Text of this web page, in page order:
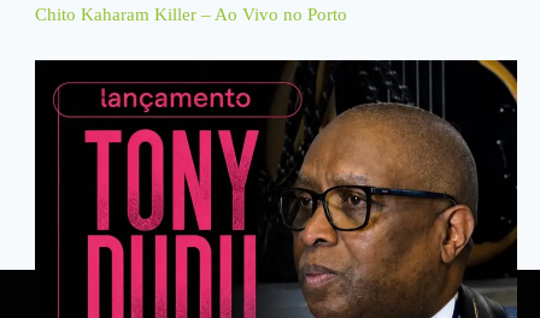
Chito Kaharam Killer – Ao Vivo no Porto